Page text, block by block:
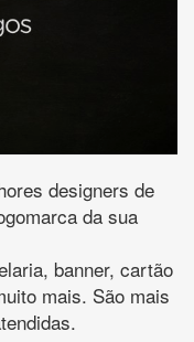
designers de
da sua
banner, cartão
mais. São mais